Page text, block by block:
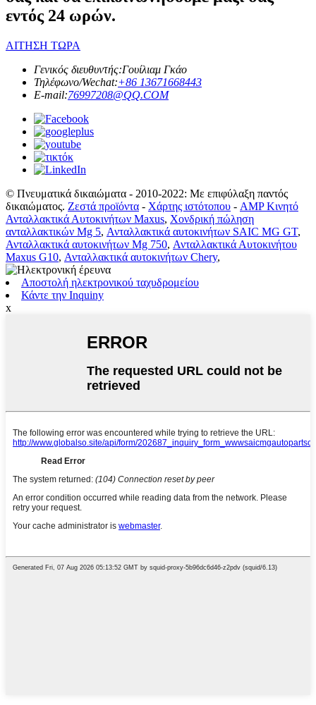
εντός 24 ωρών.
ΑΙΤΗΣΗ ΤΩΡΑ
Γενικός διευθυντής:Γουίλιαμ Γκάο
Τηλέφωνο/Wechat:+86 13671668443
E-mail:76997208@QQ.COM
© Πνευματικά δικαιώματα - 2010-2022: Με επιφύλαξη παντός
δικαιώματος. Ζεστά προϊόντα - Χάρτης ιστότοπου - AMP Κινητό
Ανταλλακτικά Αυτοκινήτων Maxus, Χονδρική πώληση
ανταλλακτικών Mg 5, Ανταλλακτικά αυτοκινήτων SAIC MG GT,
Ανταλλακτικά αυτοκινήτων Mg 750, Ανταλλακτικά Αυτοκινήτου
Maxus G10, Ανταλλακτικά αυτοκινήτων Chery,
Αποστολή ηλεκτρονικού ταχυδρομείου
Κάντε την Inquiny
x